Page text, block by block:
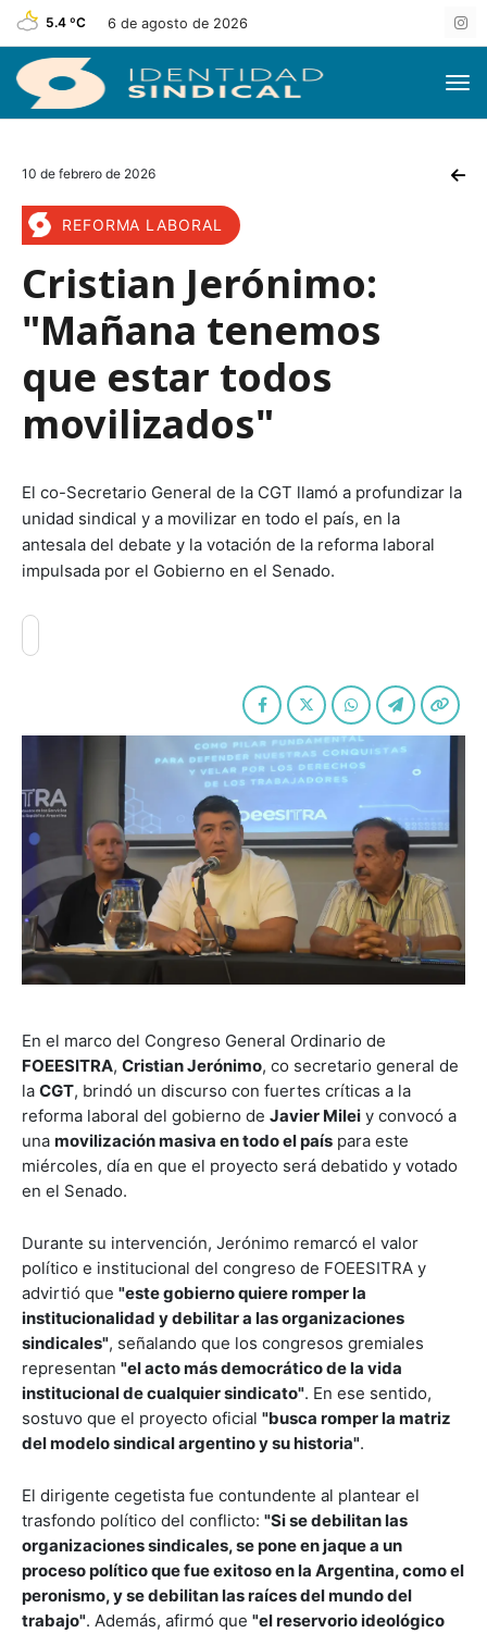
5.4 ºC 6 de agosto de 2026
10 de febrero de 2026
REFORMA LABORAL
Cristian Jerónimo:
"Mañana tenemos
que estar todos
movilizados"
El co-Secretario General de la CGT llamó a profundizar la
unidad sindical y a movilizar en todo el país, en la
antesala del debate y la votación de la reforma laboral
impulsada por el Gobierno en el Senado.
En el marco del Congreso General Ordinario de
FOEESITRA, Cristian Jerónimo, co secretario general de
la CGT, brindó un discurso con fuertes críticas a la
reforma laboral del gobierno de Javier Milei y convocó a
una movilización masiva en todo el país para este
miércoles, día en que el proyecto será debatido y votado
en el Senado.
Durante su intervención, Jerónimo remarcó el valor
político e institucional del congreso de FOEESITRA y
advirtió que "este gobierno quiere romper la
institucionalidad y debilitar a las organizaciones
sindicales", señalando que los congresos gremiales
representan "el acto más democrático de la vida
institucional de cualquier sindicato". En ese sentido,
sostuvo que el proyecto oficial "busca romper la matriz
del modelo sindical argentino y su historia".
El dirigente cegetista fue contundente al plantear el
trasfondo político del conflicto: "Si se debilitan las
organizaciones sindicales, se pone en jaque a un
proceso político que fue exitoso en la Argentina, como el
peronismo, y se debilitan las raíces del mundo del
trabajo". Además, afirmó que "el reservorio ideológico